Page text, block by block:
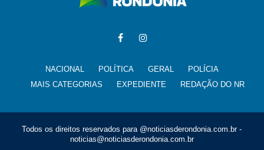
NACIONAL POLÍTICA GERAL
POLÍCIA
MAIS CATEGORIAS
EXPEDIENTE REDAÇÃO DO NR
Todos os direitos reservados para @noticiasderondonia.com.br -
noticias@noticiasderondonia.com.br